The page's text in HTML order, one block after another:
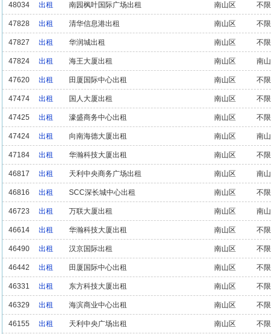
48034 出租 南园枫叶国际广场出租 南山区 不限
47828 出租 清华信息港出租 南山区 不限
47827 出租 华润城出租 南山区 不限
47824 出租 海王大厦出租 南山区 南山
47620 出租 田厦国际中心出租 南山区 不限
47474 出租 国人大厦出租 南山区 不限
47425 出租 濠盛商务中心出租 南山区 不限
47424 出租 向南海德大厦出租 南山区 南山
47184 出租 华瀚科技大厦出租 南山区 不限
46817 出租 天利中央商务广场出租 南山区 南山
46816 出租 SCC深长城中心出租 南山区 不限
46723 出租 万联大厦出租 南山区 南山
46614 出租 华瀚科技大厦出租 南山区 不限
46490 出租 汉京国际出租 南山区 不限
46442 出租 田厦国际中心出租 南山区 不限
46331 出租 东方科技大厦出租 南山区 不限
46329 出租 海滨商业中心出租 南山区 不限
46155 出租 天利中央广场出租 南山区 不限